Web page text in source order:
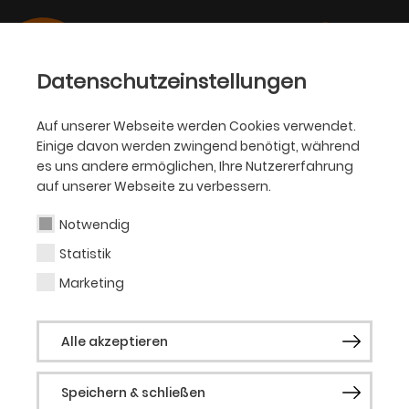
Datenschutzeinstellungen
Auf unserer Webseite werden Cookies verwendet.
Einige davon werden zwingend benötigt, während
es uns andere ermöglichen, Ihre Nutzererfahrung
auf unserer Webseite zu verbessern.
Notwendig
Statistik
Marketing
Alle akzeptieren
Speichern & schließen
SCHAUSPIEL
Robert Ssempijja
Performancekünstler (Gast)
Robert Ssempijja is an Ugandan
contemporary artist and dance
researcher working between Berlin and
Kampala, who works in traditional and